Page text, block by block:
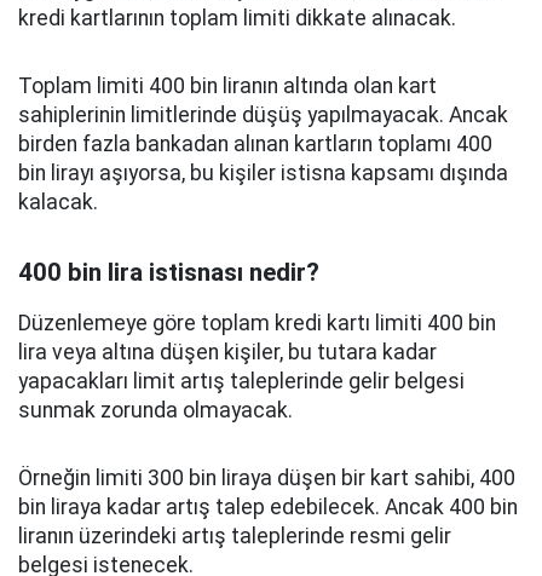
kredi kartlarının toplam limiti dikkate alınacak.
Toplam limiti 400 bin liranın altında olan kart
sahiplerinin limitlerinde düşüş yapılmayacak. Ancak
birden fazla bankadan alınan kartların toplamı 400
bin lirayı aşıyorsa, bu kişiler istisna kapsamı dışında
kalacak.
400 bin lira istisnası nedir?
Düzenlemeye göre toplam kredi kartı limiti 400 bin
lira veya altına düşen kişiler, bu tutara kadar
yapacakları limit artış taleplerinde gelir belgesi
sunmak zorunda olmayacak.
Örneğin limiti 300 bin liraya düşen bir kart sahibi, 400
bin liraya kadar artış talep edebilecek. Ancak 400 bin
liranın üzerindeki artış taleplerinde resmi gelir
belgesi istenecek.